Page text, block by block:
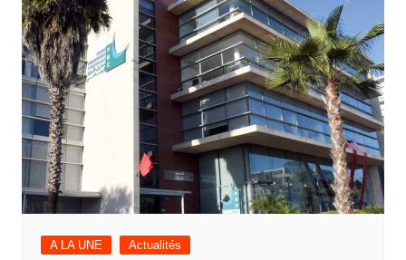
A LA UNE Actualités